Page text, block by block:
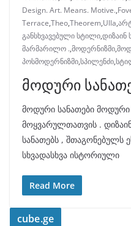
Design. Art. Means. Motive.,
Terrace,Theo,Theorem,Ulla,
განსხვავებული სტილი,დიზაინ
მარმარილო .,მოდერნიზმი,
პოსმოდერნიზმი,სპილენძი,
მოდური
მოდური სანათები მოდური
მოყვარულთათვის .
სანათებს , შთაგონებულს
სხვადასხვა ისტორიული
Read More
cube.ge